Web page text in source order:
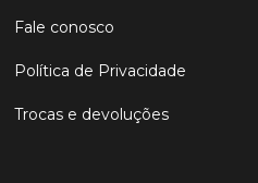
Fale conosco
Política de Privacidade
Trocas e devoluções